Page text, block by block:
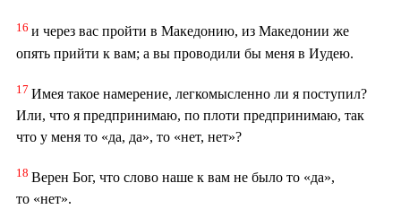
16 и через вас пройти в Македонию, из Македонии же
опять прийти к вам; а вы проводили бы меня в Иудею.
17 Имея такое намерение, легкомысленно ли я поступил?
Или, что я предпринимаю, по плоти предпринимаю, так
что у меня то «да, да», то «нет, нет»?
18 Верен Бог, что слово наше к вам не было то «да»,
то «нет».